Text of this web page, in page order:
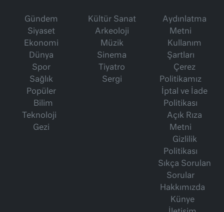
Gündem
Siyaset
Ekonomi
Dünya
Spor
Sağlık
Popüler
Bilim
Teknoloji
Gezi
Kültür Sanat
Arkeoloji
Müzik
Sinema
Tiyatro
Sergi
Aydınlatma
Metni
Kullanım
Şartları
Çerez
Politikamız
İptal ve İade
Politikası
Açık Rıza
Metni
Gizlilik
Politikası
Sıkça Sorulan
Sorular
Hakkımızda
Künye